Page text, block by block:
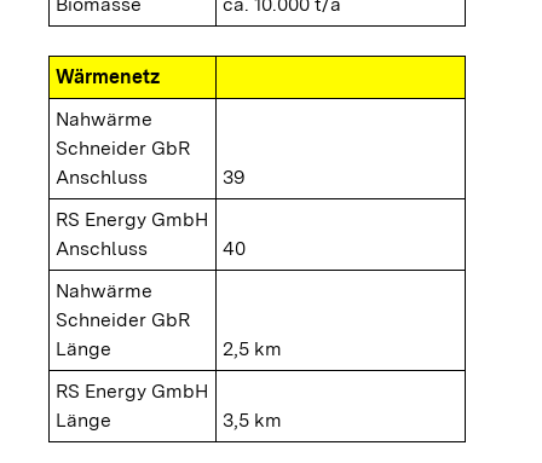
Wärmenetz
Nahwärme
Schneider GbR
Anschluss
39
RS Energy GmbH
Anschluss
40
Nahwärme
Schneider GbR
Länge
2,5 km
RS Energy GmbH
Länge
3,5 km